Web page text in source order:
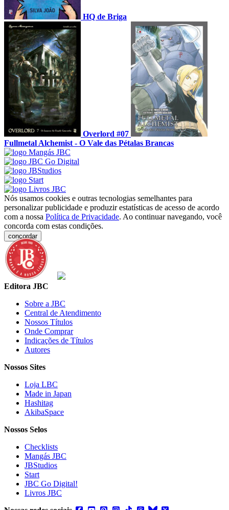
HQ de Briga
Overlord #07
Fullmetal Alchemist - O Vale das Pétalas Brancas
Nós usamos cookies e outras tecnologias semelhantes para
personalizar publicidade e produzir estatísticas de acesso de acordo
com a nossa Política de Privacidade. Ao continuar navegando, você
concorda com estas condições.
concordar
Editora JBC
Sobre a JBC
Central de Atendimento
Nossos Títulos
Onde Comprar
Indicações de Títulos
Autores
Nossos Sites
Loja LBC
Made in Japan
Hashitag
AkibaSpace
Nossos Selos
Checklists
Mangás JBC
JBStudios
Start
JBC Go Digital!
Livros JBC